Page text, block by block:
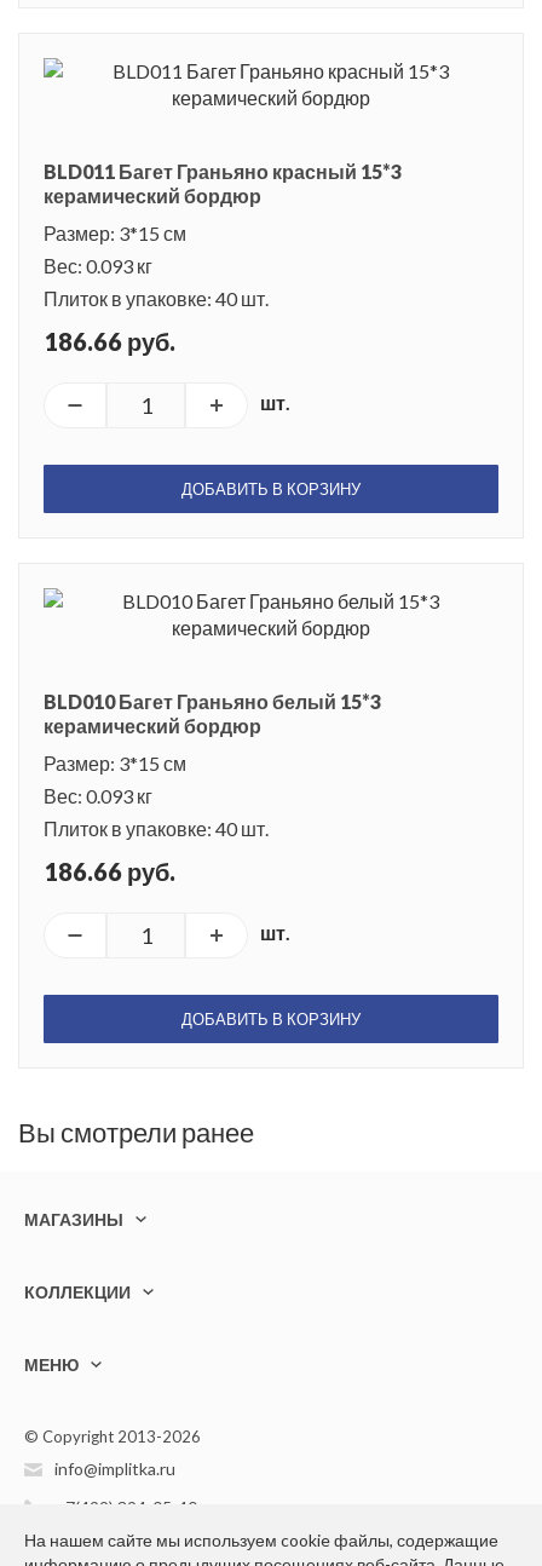
BLD011 Багет Граньяно красный 15*3
керамический бордюр
Размер: 3*15 см
Вес: 0.093 кг
Плиток в упаковке: 40 шт.
186.66 руб.
шт.
ДОБАВИТЬ В КОРЗИНУ
BLD010 Багет Граньяно белый 15*3
керамический бордюр
Размер: 3*15 см
Вес: 0.093 кг
Плиток в упаковке: 40 шт.
186.66 руб.
шт.
ДОБАВИТЬ В КОРЗИНУ
Вы смотрели ранее
МАГАЗИНЫ
КОЛЛЕКЦИИ
МЕНЮ
© Copyright 2013-2026
info@implitka.ru
+7(499) 394-05-40
На нашем сайте мы используем cookie файлы, содержащие